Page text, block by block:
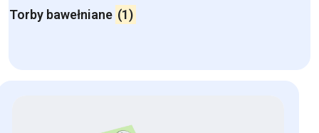
Torby bawełniane (1)